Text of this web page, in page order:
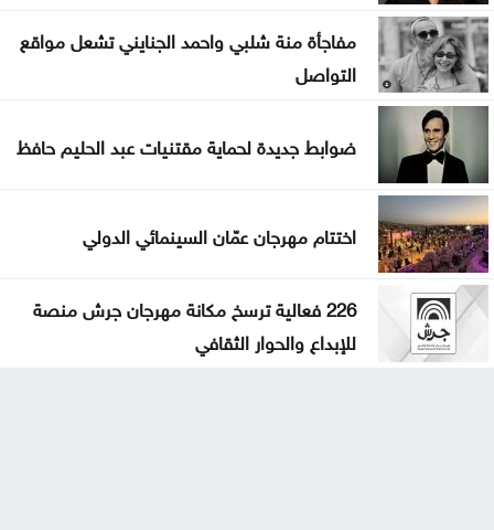
مفاجأة منة شلبي واحمد الجنايني تشعل مواقع
التواصل
ضوابط جديدة لحماية مقتنيات عبد الحليم حافظ
اختتام مهرجان عمّان السينمائي الدولي
226 فعالية ترسخ مكانة مهرجان جرش منصة
للإبداع والحوار الثقافي